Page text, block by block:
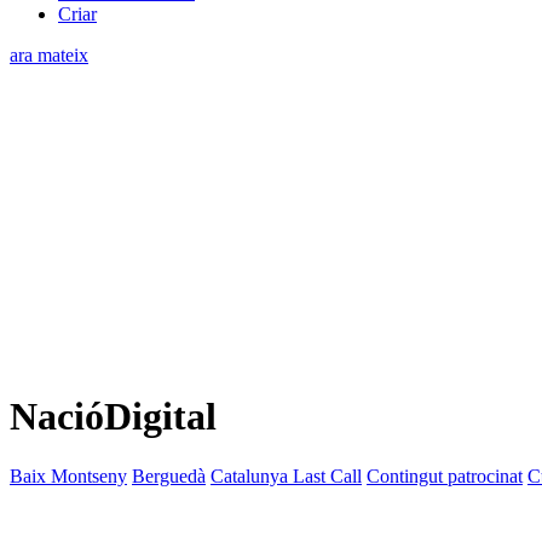
Criar
ara mateix
NacióDigital
Baix Montseny Berguedà Catalunya Last Call Contingut patrocinat